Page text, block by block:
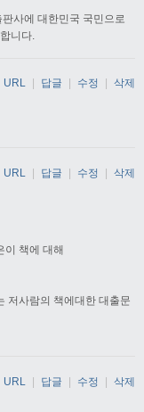
사에 대한민국 국민으로
니다.
URL 답글 수정 삭제
이 책에 대해
저사람의 책에대한 대출문
URL | 답글 | 수정 | 삭제
URL | 답글 | 수정 | 삭제